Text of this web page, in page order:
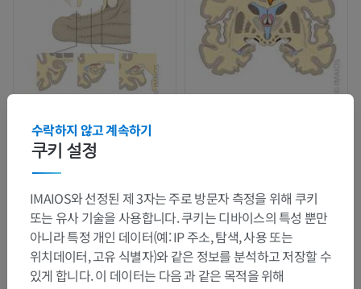
쿠키 설정
수락하지 않고 계속하기
IMAIOS와 선정된 제 3자는 주로 방문자 측정을 위해 쿠키
또는 유사 기술을 사용합니다. 쿠키는 디바이스의 특성 뿐만
아니라 특정 개인 데이터(예: IP 주소, 탐색, 사용 또는
위치데이터, 고유 식별자)와 같은 정보를 분석하고 저장할 수
있게 합니다. 이 데이터는 다음 과 같은 목적을 위해